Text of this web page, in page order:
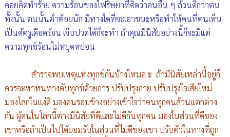
คอยคิดทำร้าย ความร้อนของไฟริษยาที่คิดว่าคนอื่น ๆ ล้วนดีกว่าตน
ทั้งนั้น ตนนั้นต่ำต้อยนัก มีทางใดที่จะเอาชนะหรือทำให้คนที่ตนเห็น
เป็นศัตรูเดือดร้อน เจ็บปวดได้ก็จะทำ ถ้าคุณมีนิสัยอย่างนี้ก็จะมีแต่
ความทุกข์ร้อนไม่หยุดหย่อน
สำรวจพบเหตุแห่งทุกข์กันบ้างไหมค ะ ถ้ามีนิสัยเหล่านี้อยู่ก็
ควรจะหาหนทางดับทุกข์ด้วยการ ปรับปรุงกาย ปรับปรุงใจเสียใหม่
มองโลกในแง่ดี มองคนรอบข้างอย่างเข้าใจว่าคนทุกคนล้วนแตกต่าง
กัน ผู้คนในโลกนี้ต่างมีนิสัยที่ดีและไม่ดีกันทุกคน มองในส่วนที่ดีของ
เขาหรือถ้าเป็นไปได้ยอมรับในส่วนที่ไม่ดีของเขา ปรับตัวในทางที่ถูก